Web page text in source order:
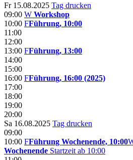
Fr 15.08.2025 Tag drucken
09:00 W Workshop
10:00 FFührung, 10:00
11:00
12:00
13:00 FFührung, 13:00
14:00
15:00
16:00 FFührung, 16:00 (2025)
17:00
18:00
19:00
20:00
Sa 16.08.2025 Tag drucken
09:00
10:00 FFührung Wochenende, 10:00
Wochenende Startzeit ab 10:00